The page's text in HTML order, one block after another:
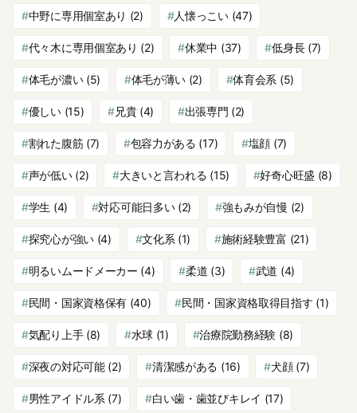
中野に専用個室あり (2) 人懐っこい(47)
代々木に専用個室あり (2) 休業中 (37) 低身長(7)
体毛が濃い(5) 体毛が薄い (2) 体育会系 (5)
優しい(15) 兄貴(4) 出張専門 (2)
割れた腹筋(7) 包容力がある (17) 塩顔 (7)
声が低い(2) 大きいと言われる (15) 好奇心旺盛 (8)
学生 (4) 対応可能日多い(2) 強もみが自慢 (2)
探究心が強い(4) 文化系 (1) 施術経験豊富 (21)
明るいムードメーカー (4) 柔道 (3) 武道 (4)
民間・国家資格保有 (40) 民間・国家資格取得目指す (1)
気配り上手(8) 水球(1) 治療院勤務経験 (8)
深夜の対応可能(2) 清潔感がある (16) 犬顔(7)
男性アイドル系 (7) 白い歯・歯並びキレイ (17)